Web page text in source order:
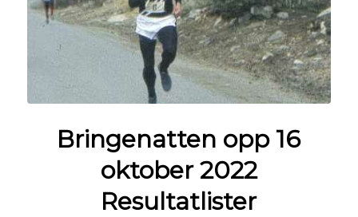
Bringenatten opp 16
oktober 2022
Resultatlister